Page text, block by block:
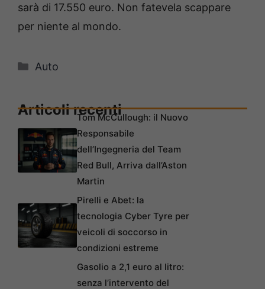
sarà di 17.550 euro. Non fatevela scappare
per niente al mondo.
Categorie
Auto
Articoli recentiTom McCullough: il Nuovo
Responsabile
dell’Ingegneria del Team
Red Bull, Arriva dall’Aston
Martin
Pirelli e Abet: la
tecnologia Cyber Tyre per
veicoli di soccorso in
condizioni estreme
Gasolio a 2,1 euro al litro:
senza l’intervento del